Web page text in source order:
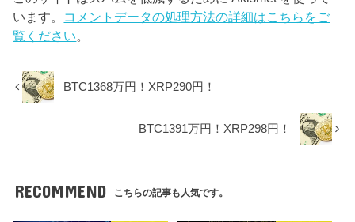
います。 コメントデータの処理方法の詳細はこちらをご
覧ください。
BTC1368万円！XRP290円！
BTC1391万円！XRP298円！
RECOMMEND こちらの記事も人気です。